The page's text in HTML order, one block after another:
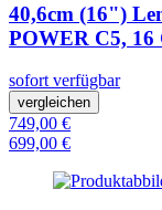
40,6cm (16")
POWER C5, 16
sofort verfügbar
vergleichen
749,00 €
699,00 €